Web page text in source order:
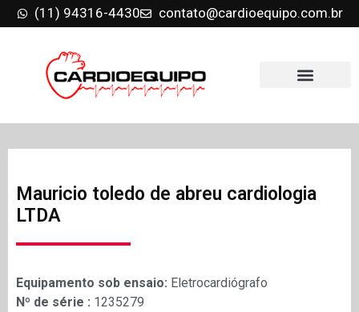
(11) 94316-4430 contato@cardioequipo.com.br
Mauricio toledo de abreu cardiologia
LTDA
Equipamento sob ensaio: Eletrocardiógrafo
Nº de série : 1235279